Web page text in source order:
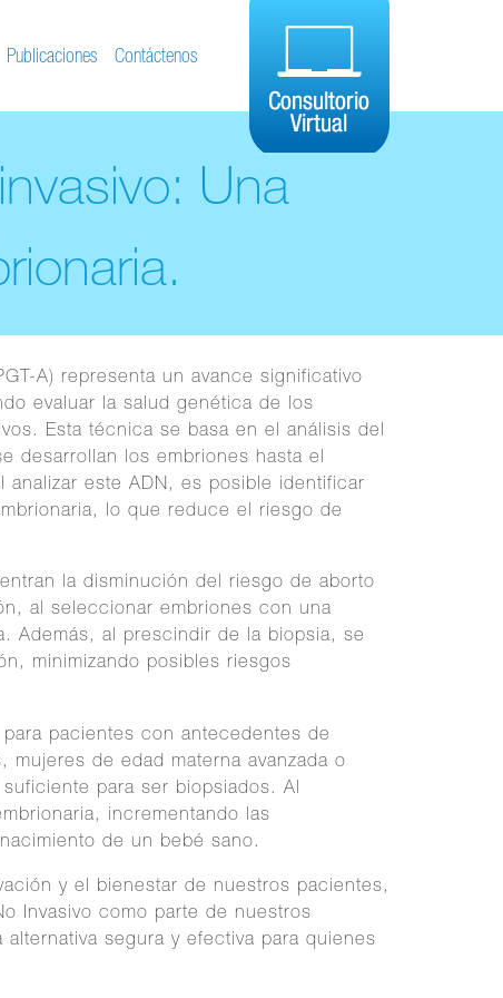
Publicaciones Contáctenos
Una
A) representa un avance significativo
evaluar la salud genética de los
Esta técnica se basa en el análisis del
desarrollan los embriones hasta el
este ADN, es posible identificar
lo que reduce el riesgo de
la disminución del riesgo de aborto
al seleccionar embriones con una
Además, al prescindir de la biopsia, se
minimizando posibles riesgos
pacientes con antecedentes de
de edad materna avanzada o
para ser biopsiados. Al
incrementando las
de un bebé sano.
y el bienestar de nuestros pacientes,
Invasivo como parte de nuestros
segura y efectiva para quienes